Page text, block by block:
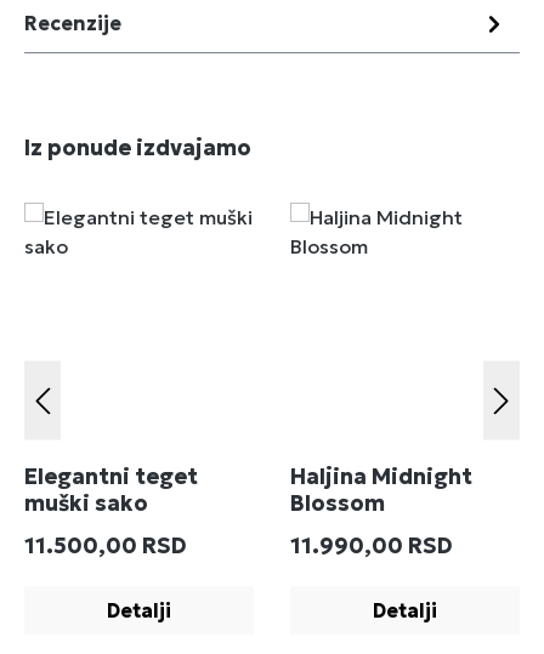
Recenzije
Preskoči galeriju proizvoda
Iz ponude izdvajamo
Elegantni teget
muški sako
Redovna cena:
11.500,00 RSD
Detalji
Haljina Midnight
Blossom
Redovna cena:
11.990,00 RSD
Detalji